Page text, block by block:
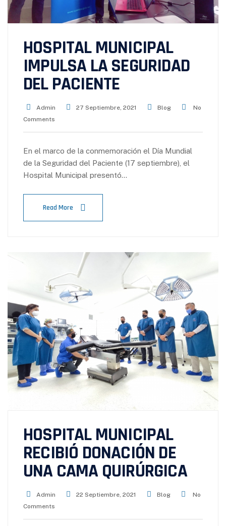
HOSPITAL MUNICIPAL
IMPULSA LA SEGURIDAD
DEL PACIENTE
Admin 27 Septiembre, 2021 Blog
No
Comments
En el marco de la conmemoración el Día Mundial
de la Seguridad del Paciente (17 septiembre), el
Hospital Municipal presentó…
Read More
HOSPITAL MUNICIPAL
RECIBIÓ DONACIÓN DE
UNA CAMA QUIRÚRGICA
Admin 22 Septiembre, 2021 Blog
No
Comments